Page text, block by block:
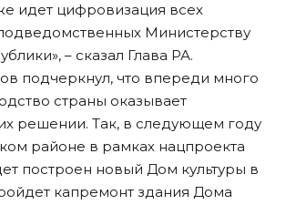
идет цифровизация всех
Министерству
– сказал Глава РА.
подчеркнул, что впереди много
страны оказывает
решении. Так, в следующем году
районе в рамках нацпроекта
построен новый Дом культуры в
капремонт здания Дома